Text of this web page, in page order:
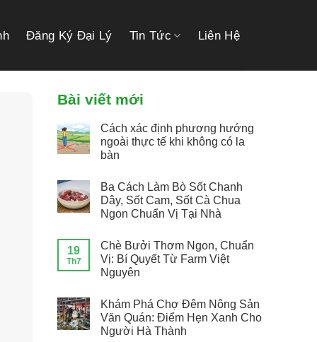
Đăng Ký Đại Lý Tin Tức Liên Hệ
Bài viết mới
Cách xác định phương hướng
ngoài thực tế khi không có la
bàn
Ba Cách Làm Bò Sốt Chanh
Dây, Sốt Cam, Sốt Cà Chua
Ngon Chuẩn Vị Tại Nhà
19
Th7
Chè Bưởi Thơm Ngon, Chuẩn
Vị: Bí Quyết Từ Farm Việt
Nguyên
Khám Phá Chợ Đêm Nông Sản
Văn Quán: Điểm Hẹn Xanh Cho
Người Hà Thành